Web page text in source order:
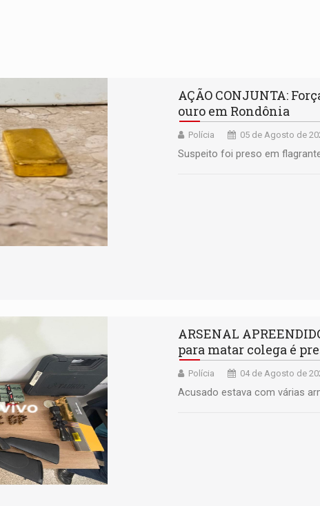
AÇÃO CONJUNTA:
ouro em Rondônia
Polícia 05 de Agosto de
Suspeito foi preso em
ARSENAL
para matar colega é
Polícia 04 de Agosto de
Acusado estava com várias